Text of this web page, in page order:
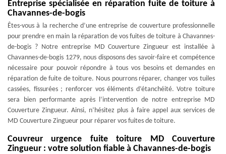
Entreprise spécialisée en réparation fuite de toiture à
Chavannes-de-bogis
Êtes-vous à la recherche d’une entreprise de couverture professionnelle
pour prendre en main la réparation de vos fuites de toiture à Chavannes-
de-bogis ? Notre entreprise MD Couverture Zingueur est installée à
Chavannes-de-bogis 1279, nous disposons des savoir-faire et compétence
nécessaire pour pouvoir répondre à tous vos besoins et demandes en
réparation de fuite de toiture. Nous pourrons réparer, changer vos tuiles
cassées, fissurées ; renforcer vos éléments d’étanchéité. Votre toiture
sera bien performante après l’intervention de notre entreprise MD
Couverture Zingueur. Ainsi, n’hésitez plus à faire appel aux services de
MD Couverture Zingueur pour réparer vos fuites de toiture.
Couvreur urgence fuite toiture MD Couverture
Zingueur : votre solution fiable à Chavannes-de-bogis